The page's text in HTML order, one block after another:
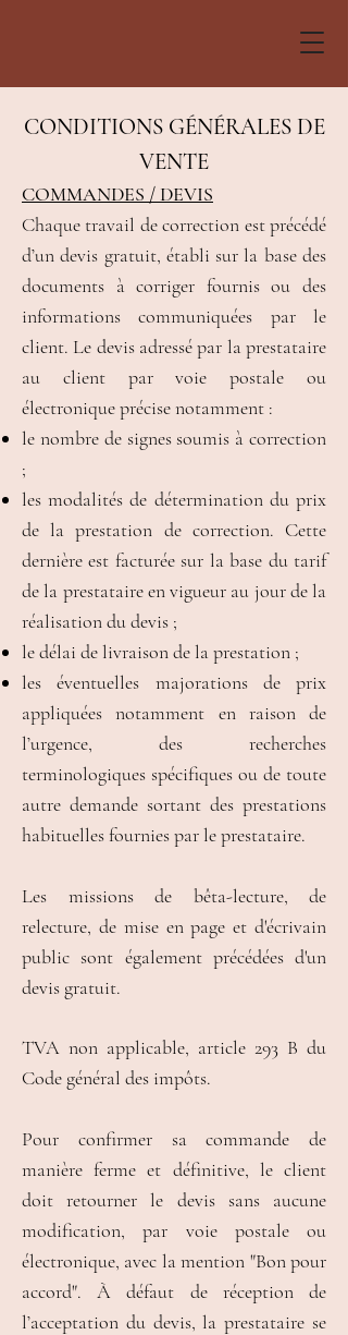
CONDITIONS GÉNÉRALES DE
VENTE
COMMANDES / DEVIS
Chaque travail de correction est précédé
d’un devis gratuit, établi sur la base des
documents à corriger fournis ou des
informations communiquées par le
client. Le devis adressé par la prestataire
au client par voie postale ou
électronique précise notamment :
le nombre de signes soumis à correction
;
les modalités de détermination du prix
de la prestation de correction. Cette
dernière est facturée sur la base du tarif
de la prestataire en vigueur au jour de la
réalisation du devis ;
le délai de livraison de la prestation ;
les éventuelles majorations de prix
appliquées notamment en raison de
l’urgence, des recherches
terminologiques spécifiques ou de toute
autre demande sortant des prestations
habituelles fournies par le prestataire.
Les missions de bêta-lecture, de
relecture, de mise en page et d'écrivain
public sont également précédées d'un
devis gratuit.
TVA non applicable, article 293 B du
Code général des impôts.
Pour confirmer sa commande de
manière ferme et définitive, le client
doit retourner le devis sans aucune
modification, par voie postale ou
électronique, avec la mention "Bon pour
accord". À défaut de réception de
l’acceptation du devis, la prestataire se